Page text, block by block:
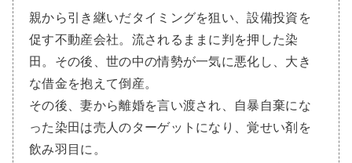
親から引き継いだタイミングを狙い、設備投資を
促す不動産会社。流されるままに判を押した染
田。その後、世の中の情勢が一気に悪化し、大き
な借金を抱えて倒産。
その後、妻から離婚を言い渡され、自暴自棄にな
った染田は売人のターゲットになり、覚せい剤を
飲み羽目に。